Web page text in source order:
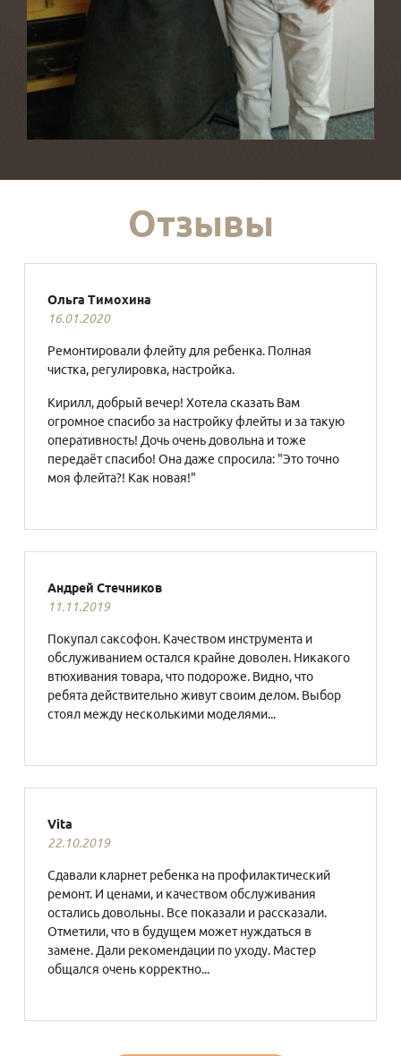
Отзывы
Ольга Тимохина
16.01.2020
Ремонтировали флейту для ребенка. Полная
чистка, регулировка, настройка.
Кирилл, добрый вечер! Хотела сказать Вам
огромное спасибо за настройку флейты и за такую
оперативность! Дочь очень довольна и тоже
передаёт спасибо! Она даже спросила: "Это точно
моя флейта?! Как новая!"
Андрей Стечников
11.11.2019
Покупал саксофон. Качеством инструмента и
обслуживанием остался крайне доволен. Никакого
втюхивания товара, что подороже. Видно, что
ребята действительно живут своим делом. Выбор
стоял между несколькими моделями...
Vita
22.10.2019
Сдавали кларнет ребенка на профилактический
ремонт. И ценами, и качеством обслуживания
остались довольны. Все показали и рассказали.
Отметили, что в будущем может нуждаться в
замене. Дали рекомендации по уходу. Мастер
общался очень корректно...